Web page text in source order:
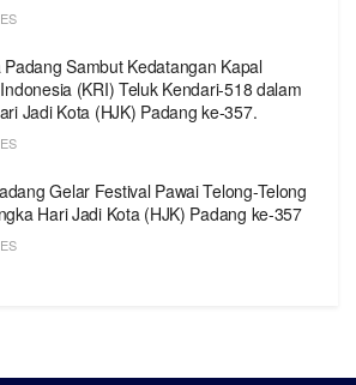
Padang Sambut Kedatangan Kapal
(KRI) Teluk Kendari-518 dalam
Jadi Kota (HJK) Padang ke-357.
Gelar Festival Pawai Telong-Telong
Hari Jadi Kota (HJK) Padang ke-357